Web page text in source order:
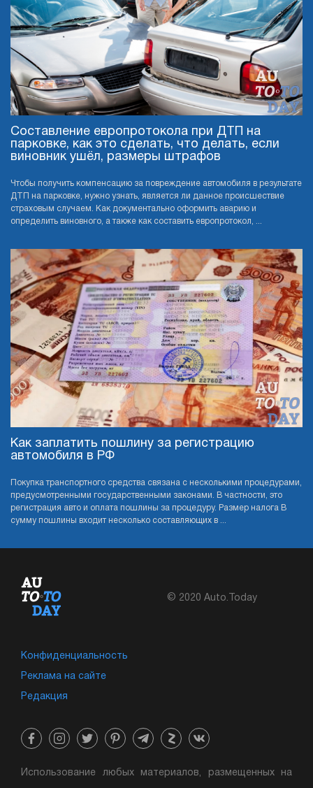
Составление европротокола при ДТП на
парковке, как это сделать, что делать, если
виновник ушёл, размеры штрафов
Чтобы получить компенсацию за повреждение автомобиля в результате
ДТП на парковке, нужно узнать, является ли данное происшествие
страховым случаем. Как документально оформить аварию и
определить виновного, а также как составить европротокол, ...
Как заплатить пошлину за регистрацию
автомобиля в РФ
Покупка транспортного средства связана с несколькими процедурами,
предусмотренными государственными законами. В частности, это
регистрация авто и оплата пошлины за процедуру. Размер налога В
сумму пошлины входит несколько составляющих в ...
© 2020 Auto.Today
Конфиденциальность
Реклама на сайте
Редакция
Использование любых материалов, размещенных на